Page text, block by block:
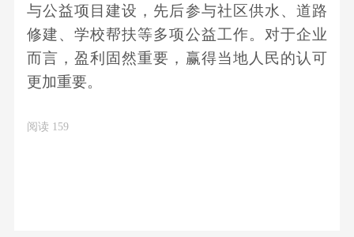
与公益项目建设，先后参与社区供水、道路
修建、学校帮扶等多项公益工作。对于企业
而言，盈利固然重要，赢得当地人民的认可
更加重要。
阅读 159